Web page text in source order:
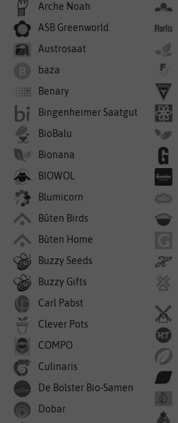
Arche Noah
ASB Greenworld
Austrosaat
baza
Benary
Bingenheimer Saatgut
BioBalu
Bionana
BIOWOL
Blumicorn
Bûten Birds
Bûten Home
Buzzy Seeds
Buzzy Gifts
Carl Pabst
Clever Pots
COMPO
Culinaris
De Bolster Bio-Samen
Dobar